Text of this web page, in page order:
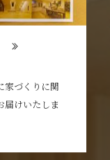
家づくりに関
届けいたしま